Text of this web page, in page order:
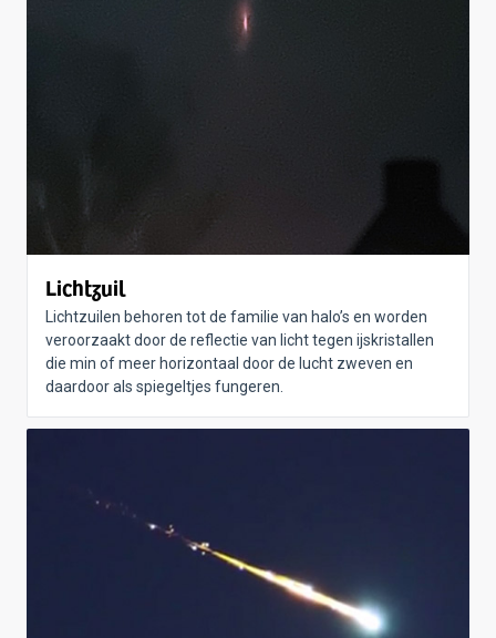
Lichtzuil
Lichtzuilen behoren tot de familie van halo’s en worden
veroorzaakt door de reflectie van licht tegen ijskristallen
die min of meer horizontaal door de lucht zweven en
daardoor als spiegeltjes fungeren.